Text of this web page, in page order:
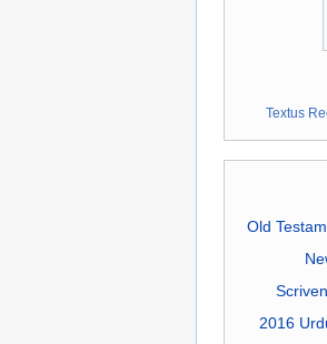
Textus
Old
2016